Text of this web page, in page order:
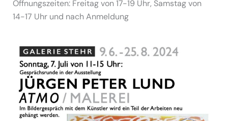
Öffnungszeiten: Freitag von 17-19 Uhr, Samstag von
14-17 Uhr und nach Anmeldung